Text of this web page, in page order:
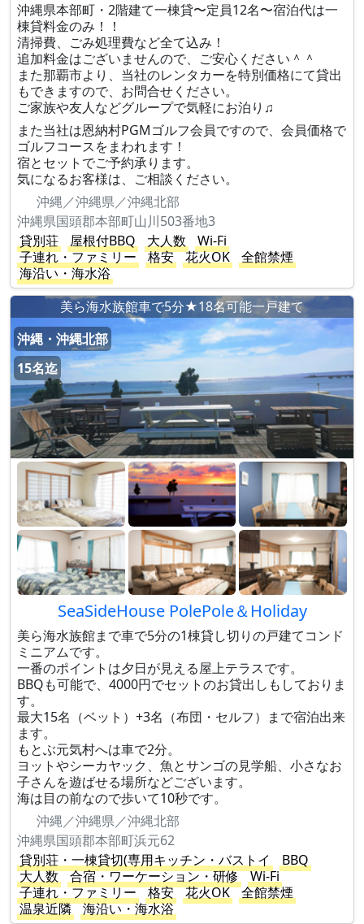
沖縄県本部町・2階建て一棟貸〜定員12名〜宿泊代は一
棟貸料金のみ！！
清掃費、ごみ処理費など全て込み！
追加料金はございませんので、ご安心ください＾＾
また那覇市より、当社のレンタカーを特別価格にて貸出
もできますので、お問合せください。
ご家族や友人などグループで気軽にお泊り♫
また当社は恩納村PGMゴルフ会員ですので、会員価格で
ゴルフコースをまわれます！
宿とセットでご予約承ります。
気になるお客様は、ご相談ください。
沖縄／沖縄県／沖縄北部
沖縄県国頭郡本部町山川503番地3
貸別荘
屋根付BBQ 大人数
Wi-Fi
子連れ・ファミリー
格安 花火OK
全館禁煙
海沿い・海水浴
美ら海水族館車で5分★18名可能一戸建て
沖縄・沖縄北部
15名迄
SeaSideHouse PolePole＆Holiday
美ら海水族館まで車で5分の1棟貸し切りの戸建てコンド
ミニアムです。
一番のポイントは夕日が見える屋上テラスです。
BBQも可能で、4000円でセットのお貸出しもしておりま
す。
最大15名（ベット）+3名（布団・セルフ）まで宿泊出来
ます。
もとぶ元気村へは車で2分。
ヨットやシーカヤック、魚とサンゴの見学船、小さなお
子さんを遊ばせる場所などございます。
海は目の前なので歩いて10秒です。
沖縄／沖縄県／沖縄北部
沖縄県国頭郡本部町浜元62
貸別荘・一棟貸切(専用キッチン・バストイ
BBQ
大人数
合宿・ワーケーション・研修
Wi-Fi
子連れ・ファミリー
格安 花火OK
全館禁煙
温泉近隣
海沿い・海水浴